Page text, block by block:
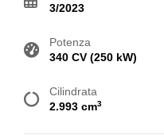
3/2023
Potenza
340 CV (250 kW)
Cilindrata
2.993 cm3